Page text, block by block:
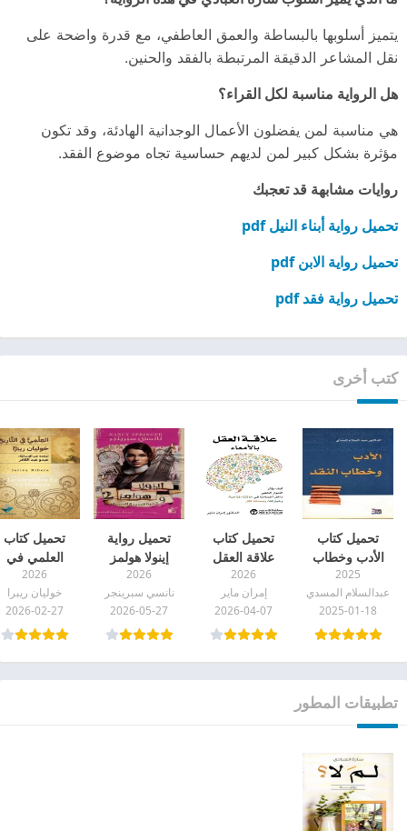
يتميز أسلوبها بالبساطة والعمق العاطفي، مع قدرة واضحة على
نقل المشاعر الدقيقة المرتبطة بالفقد والحنين.
هل الرواية مناسبة لكل القراء؟
هي مناسبة لمن يفضلون الأعمال الوجدانية الهادئة، وقد تكون
مؤثرة بشكل كبير لمن لديهم حساسية تجاه موضوع الفقد.
روايات مشابهة قد تعجبك
تحميل رواية أبناء النيل pdf
تحميل رواية الابن pdf
تحميل رواية فقد pdf
كتب أخرى
تحميل كتاب
الأدب وخطاب
النقد عبدالسلام
المسدي pdf
2025
عبدالسلام المسدي
2025-01-18
تحميل كتاب
علاقة العقل
بالأمعاء pdf
2026
إمران ماير
2026-04-07
تحميل رواية
إينولا هولمز
وقضية السيدة
العسراء pdf
2026
نانسي سبرينجر
2026-05-27
تحميل كتاب
العلمي في
التاريخ pdf
2026
خوليان ريبرا
2026-02-27
تطبيقات المطور